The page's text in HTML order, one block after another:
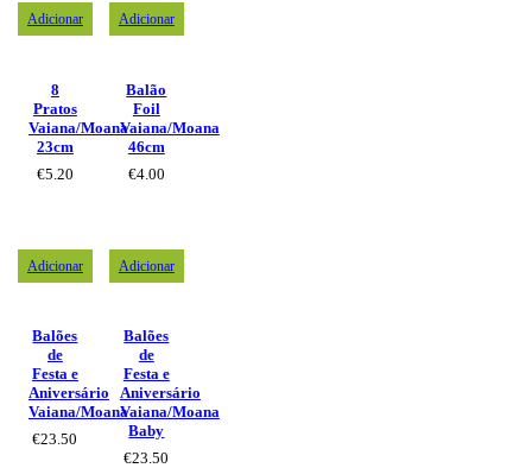
Adicionar
8
Pratos
Vaiana/Moana
23cm
€5.20
Adicionar
Balão
Foil
Vaiana/Moana
46cm
€4.00
Adicionar
Balões
de
Festa e
Aniversário
Vaiana/Moana
€23.50
Adicionar
Balões
de
Festa e
Aniversário
Vaiana/Moana
Baby
€23.50